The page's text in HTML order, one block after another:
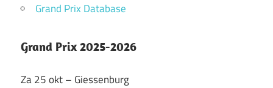
Grand Prix Database
Grand Prix 2025-2026
Za 25 okt – Giessenburg